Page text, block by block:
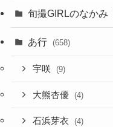
旬撮GIRLのなかみ
あ行 (658)
宇咲 (9)
大熊杏優 (4)
石浜芽衣 (4)